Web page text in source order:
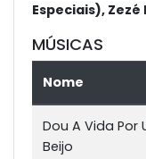
Especiais),
MÚSICAS
Nome
Dou A Vida Por
Beijo